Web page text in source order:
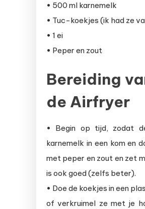
• 500 ml karnemelk
• Tuc-koekjes (ik had ze
• 1 ei
• Peper en zout
Bereiding
de Airfryer
• Begin op tijd, zodat
karnemelk in een kom en
met peper en zout en zet
is ook goed (zelfs beter).
• Doe de koekjes in een
of verkruimel ze met je